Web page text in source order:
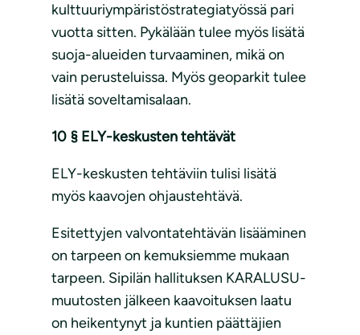
kulttuuriympäristöstrategiatyössä pari
vuotta sitten. Pykälään tulee myös lisätä
suoja-alueiden turvaaminen, mikä on
vain perusteluissa. Myös geoparkit tulee
lisätä soveltamisalaan.
10 § ELY-keskusten tehtävät
ELY-keskusten tehtäviin tulisi lisätä
myös kaavojen ohjaustehtävä.
Esitettyjen valvontatehtävän lisääminen
on tarpeen on kemuksiemme mukaan
tarpeen. Sipilän hallituksen KARALUSU-
muutosten jälkeen kaavoituksen laatu
on heikentynyt ja kuntien päättäjien